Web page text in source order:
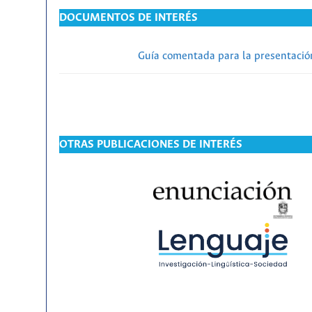
DOCUMENTOS DE INTERÉS
Guía comentada para la
OTRAS PUBLICACIONES DE INTERÉS